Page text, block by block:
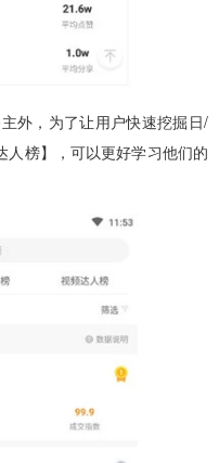
外，为了让用户快速挖掘日/
人榜】，可以更好学习他们的